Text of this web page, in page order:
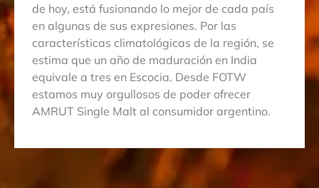
de hoy, está fusionando lo mejor de cada país
en algunas de sus expresiones. Por las
características climatológicas de la región, se
estima que un año de maduración en India
equivale a tres en Escocia. Desde FOTW
estamos muy orgullosos de poder ofrecer
AMRUT Single Malt al consumidor argentino.